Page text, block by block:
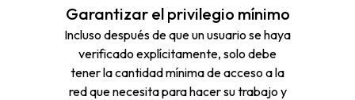
Garantizar el privilegio mínimo
Incluso después de que un usuario se haya
verificado explícitamente, solo debe
tener la cantidad mínima de acceso a la
red que necesita para hacer su trabajo y